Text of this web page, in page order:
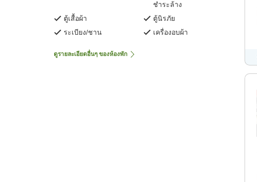
ชำระล้าง
ตู้เสื้อผ้า
ตู้นิรภัย
ระเบียง/ชาน
เครื่องอบผ้า
ดูรายละเอียดอื่นๆ ของห้องพัก